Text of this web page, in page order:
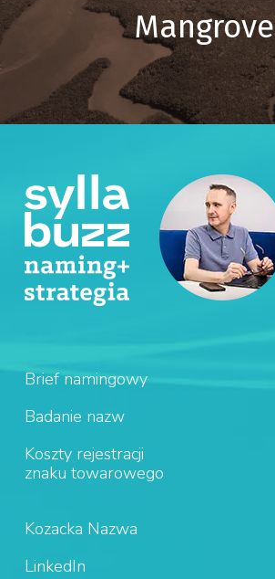
Mangrove
Brief namingowy
Badanie nazw
Koszty rejestracji
znaku towarowego
Kozacka Nazwa
LinkedIn